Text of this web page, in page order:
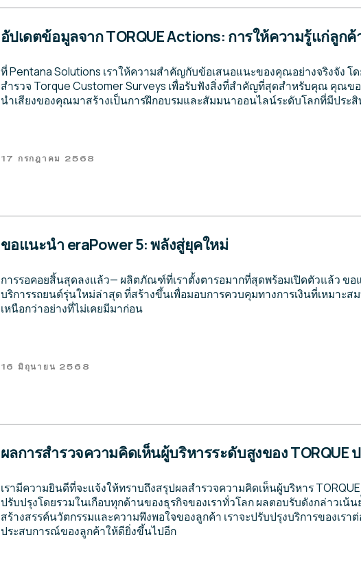
อัปเดตข้อมูลจาก TORQUE Actions: การให้ความรู้แก่ลูกค้
ที่ Pentana Solutions เราให้ความสำคัญกับข้อเสนอแนะของคุณอย่างจริงจัง
สำรวจ Torque Customer Surveys เพื่อรับฟังสิ่งที่สำคัญที่สุดสำหรับคุณ คุณขอ
นำเสียงของคุณมาสร้างเป็นการฝึกอบรมและสัมมนาออนไลน์ระดับโลกที่มีประ
17 กรกฎาคม 2568
ขอแนะนำ eraPower 5: พลังสู่ยุคใหม่
การรอคอยสิ้นสุดลงแล้ว— ผลิตภัณฑ์ที่เราตั้งตารอมากที่สุดพร้อมเปิดตัวแล้ว ข
บริการรถยนต์รุ่นใหม่ล่าสุด ที่สร้างขึ้นเพื่อมอบการควบคุมทางการเงินที่เหมาะ
เหนือกว่าอย่างที่ไม่เคยมีมาก่อน
16 มิถุนายน 2568
ผลการสำรวจความคิดเห็นผู้บริหารระดับสูงของ TORQUE
เรามีความยินดีที่จะแจ้งให้ทราบถึงสรุปผลสำรวจความคิดเห็นผู้บริหาร
ปรับปรุงโดยรวมในเกือบทุกด้านของธุรกิจของเราทั่วโลก ผลตอบรับดังกล่าวเน้
สร้างสรรค์นวัตกรรมและความพึงพอใจของลูกค้า เราจะปรับปรุงบริการของเรา
ประสบการณ์ของลูกค้าให้ดียิ่งขึ้นไปอีก